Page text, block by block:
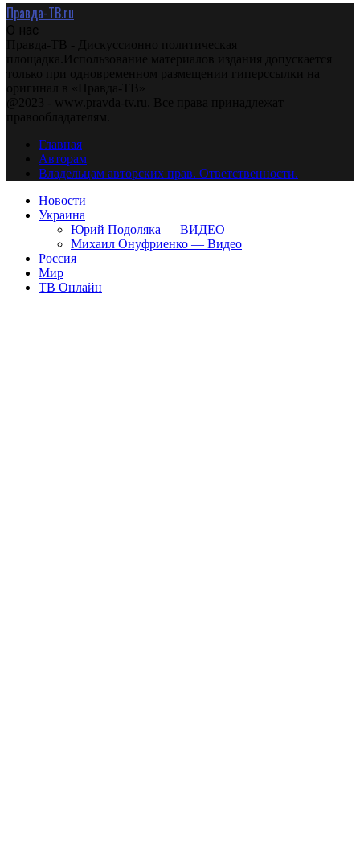
Правда-ТВ.ru
О нас
Правда-ТВ - Дискуссионно политическая
площадка.Использование материалов издания допускается
только при одновременном размещении гиперссылки на
оригинал в «Правда-ТВ»
@2023 - www.pravda-tv.ru. Все права принадлежат
правообладателям.
Главная
Авторам
Владельцам авторских прав. Ответственности.
Новости
Украина
Юрий Подоляка — ВИДЕО
Михаил Онуфриенко — Видео
Россия
Мир
ТВ Онлайн